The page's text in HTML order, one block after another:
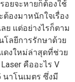
อยจะหายก็ต้องใช้
ต้องมาหนักใจเรื่อง
ย แต่อย่างไรก็ตาม
ลยีการรักษาด้วย
ดงใหม่ล่าสุดที่ช่วย
คืออะไร V
นาโนเมตร ซึ่งมี